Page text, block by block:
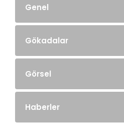
Genel
Gökadalar
Görsel
Haberler